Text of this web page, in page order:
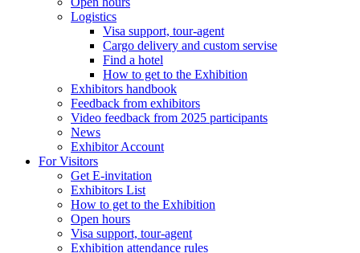
Logistics
Visa support, tour-agent
Cargo delivery and custom servise
Find a hotel
How to get to the Exhibition
Exhibitors handbook
Feedback from exhibitors
Video feedback from 2025 participants
News
Exhibitor Account
For Visitors
Get E-invitation
Exhibitors List
How to get to the Exhibition
Open hours
Visa support, tour-agent
Exhibition attendance rules